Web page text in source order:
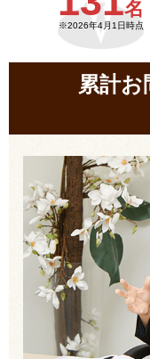
名
※2026年4月1日時点
累計お